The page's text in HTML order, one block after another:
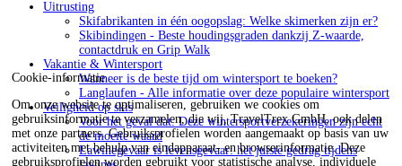
Cookie-informatie
Om onze website te optimaliseren, gebruiken we cookies om
gebruiksinformatie te verzamelen, die wij, TravelTrex GmbH, ook delen
met onze partners. Gebruiksprofielen worden aangemaakt op basis van uw
activiteiten met behulp van eindapparaat- en browserinformatie. Deze
gebruiksprofielen worden gebruikt voor statistische analyse, individuele
Uitrusting
Skifabrikanten in één oogopslag: Welke skimerken zijn er?
Skibindingen - Beste houdingsgraden dankzij Z-waarde,
contactdruk en Grip Walk
Vakantie & Wintersport
Wanneer is de beste tijd om wintersport te boeken?
Langlaufen - Alle informatie over deze populaire wintersport
Veiligheid op skis
Voor het geval dat: Deze wintersportverzekeringen zijn echt
de moeite waard
Lawinegevaar is levensgevaar: het juiste gedrag tijdens